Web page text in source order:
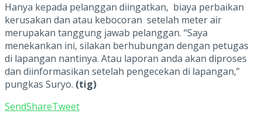
Hanya kepada pelanggan diingatkan, biaya perbaikan
kerusakan dan atau kebocoran setelah meter air
merupakan tanggung jawab pelanggan. “Saya
menekankan ini, silakan berhubungan dengan petugas
di lapangan nantinya. Atau laporan anda akan diproses
dan diinformasikan setelah pengecekan di lapangan,”
pungkas Suryo. (tig)
SendShareTweet